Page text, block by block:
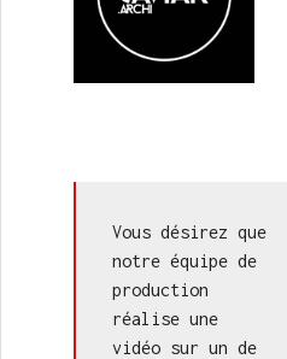
de choisir.
Vous désirez que
notre équipe de
production
réalise une
vidéo sur un de